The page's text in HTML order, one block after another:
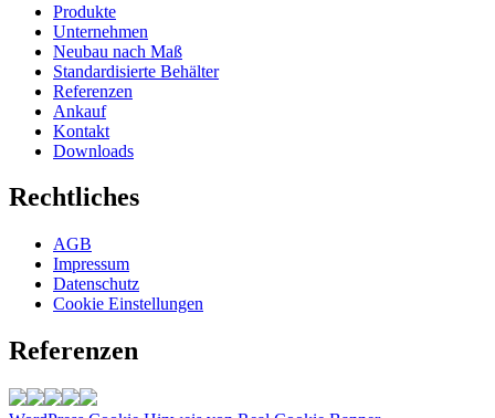
Produkte
Unternehmen
Neubau nach Maß
Standardisierte Behälter
Referenzen
Ankauf
Kontakt
Downloads
Rechtliches
AGB
Impressum
Datenschutz
Cookie Einstellungen
Referenzen